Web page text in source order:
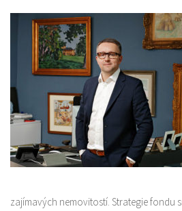
zajímavých nemovitostí. Strategie fondu